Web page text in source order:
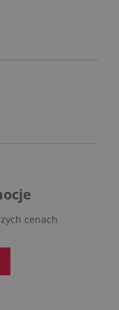
cenach